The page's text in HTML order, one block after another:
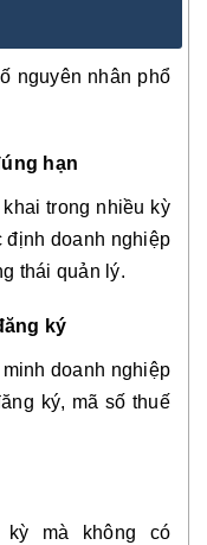
nguyên nhân phổ
hạn
trong nhiều kỳ
định doanh nghiệp
thái quản lý.
ký
doanh nghiệp
ký, mã số thuế
kỳ mà không có